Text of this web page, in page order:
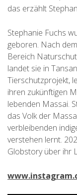
das erzählt
Stephanie Fuchs
geboren. Nach
Bereich
landet sie in
Tierschutzprojekt,
ihren zukünftigen
lebenden Massai.
das Volk der
verbleibenden
verstehen lernt.
Globstory über ihr